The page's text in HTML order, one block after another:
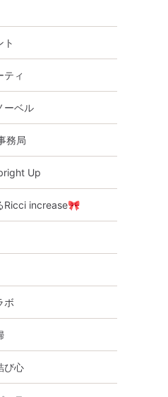
ト
ティ
ーベル
務局
Up
Ricci increase🎀
ボ
び心